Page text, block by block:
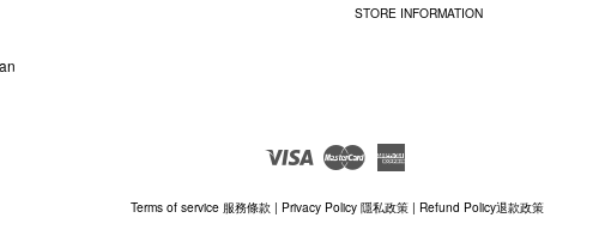
STORE INFORMATION
Visa Master
Terms of service 服務條款| Privacy Policy 隱私政策| Refund Policy退款政策